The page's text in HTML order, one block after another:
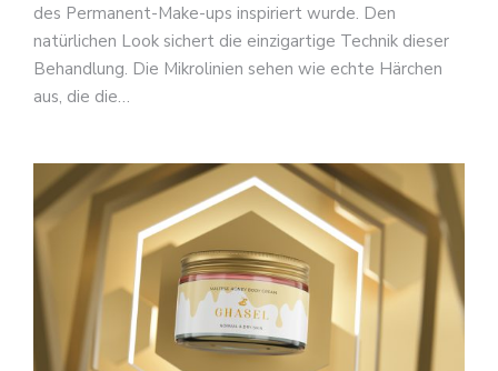
des Permanent-Make-ups inspiriert wurde. Den
natürlichen Look sichert die einzigartige Technik dieser
Behandlung. Die Mikrolinien sehen wie echte Härchen
aus, die die…